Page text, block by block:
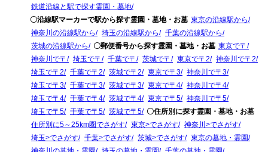
鉄道沿線と駅で探す霊園・墓地
〇沿線駅マーカーで駅から探す霊園・墓地・お墓 東京の沿線駅から
神奈川の沿線駅から
埼玉の沿線駅から
千葉の沿線駅から
茨城の沿線駅から
〇郵便番号から探す霊園・墓地・お墓 東京で〒
神奈川で〒
埼玉で〒 千葉で〒 茨城で〒 東京で〒2
神奈川で〒2
埼玉で〒2
千葉で〒2 茨城で〒2 東京で〒3
神奈川で〒3
埼玉で〒3
千葉で〒3 茨城で〒3 東京で〒4
神奈川で〒4
埼玉で〒4
千葉で〒4 茨城で〒4 東京で〒5
神奈川で〒5
埼玉で〒5
千葉で〒5 茨城で〒5
〇住所別に探す霊園・墓地・お墓
住所別に5～25km圏でさがす
東京>でさがす
神奈川>でさがす
埼玉>でさがす
千葉>でさがす 茨城>でさがす
東京の墓地・霊園